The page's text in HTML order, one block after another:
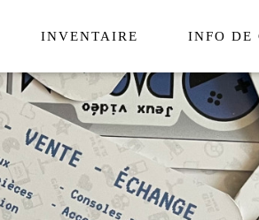
INVENTAIRE INFO DE